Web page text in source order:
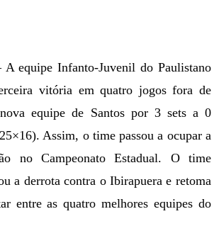
A equipe Infanto-Juvenil do Paulistano
vitória em quatro jogos fora de
equipe de Santos por 3 sets a 0
Assim, o time passou a ocupar a
no Campeonato Estadual. O time
a derrota contra o Ibirapuera e retoma
entre as quatro melhores equipes do